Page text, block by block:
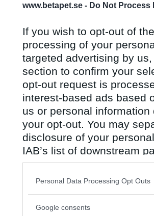
www.betapet.se - Do Not Process
If you wish to opt-out of
processing of your
targeted advertising by
section to confirm your
opt-out request is
interest-based ads based
us or personal
your opt-out. You may
disclosure of your
IAB’s list of downstream
also be disclosed by us
Downstream Participants
Please note that this
Personal Data Processing Opt Outs
Google consents
remvanrijn
Antal inlägg:
miljontals ägg på rea
Antal inlägg:
Vad drömde du om i natt?
Blir mest pannkaka
Bellarom- Ej medlem längre